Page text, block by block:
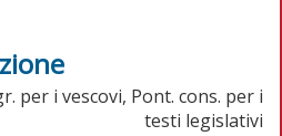
per i vescovi, Pont. cons. per i
testi legislativi